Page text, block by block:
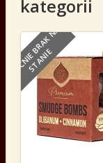
kategorii
O
B
E
C
N
I
E
B
R
A
K
N
A
S
T
A
N
I
E